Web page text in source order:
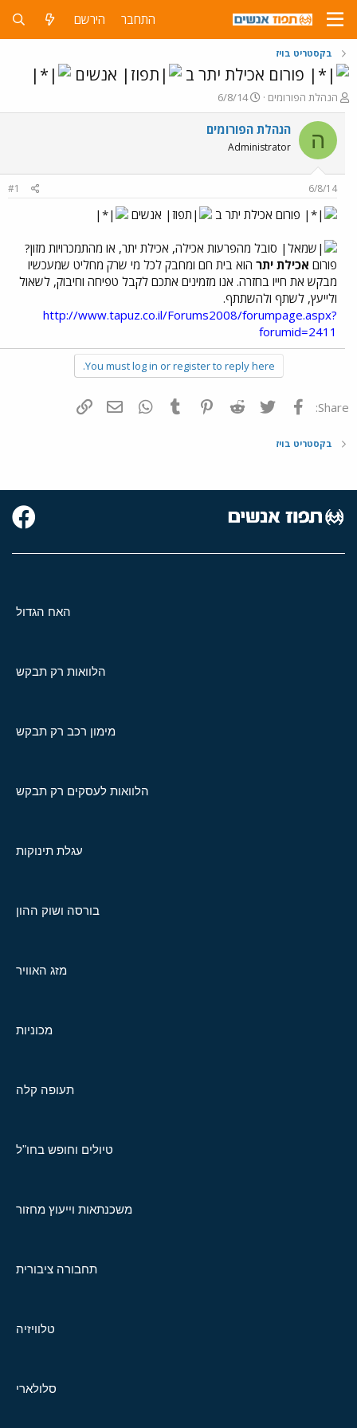
התחבר הירשם
בקסטריט בויז
פורום אכילת יתר ב אנשים
פ
ו
ת
ח
ה
ש
א
הנהלת הפורומים
פ
ו
ר
ם
ר
6/8/14
ה הנהלת הפורומים
Administrator
6/8/14
#1
פורום אכילת יתר ב אנשים
סובל מהפרעות אכילה, אכילת יתר, או מהתמכרויות מזון?
פורום אכילת יתר הוא בית חם ומחבק לכל מי שרק מחליט שמעכשיו
מבקש את חייו בחזרה. אנו מזמינים אתכם לקבל טפיחה וחיבוק, לשאול
ולייעץ, לשתף ולהשתתף.
http://www.tapuz.co.il/Forums2008/forumpage.aspx?
forumid=2411
You must log in or register to reply here.
Share: פייסבוק Twitter
Reddit
Pinterest
Tumblr
WhatsAppדואר אלקטרוני
בקסטריט בויז
האח הגדול
הלוואות רק תבקש
מימון רכב רק תבקש
הלוואות לעסקים רק תבקש
עגלת תינוקות
בורסה ושוק ההון
מזג האוויר
מכוניות
תעופה קלה
טיולים וחופש בחו"ל
משכנתאות וייעוץ מחזור
תחבורה ציבורית
טלוויזיה
סלולארי